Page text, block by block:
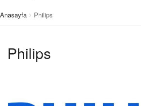
Anasayfa Philips
Philips